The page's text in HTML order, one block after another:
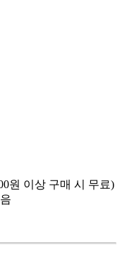
원 이상 구매 시 무료)